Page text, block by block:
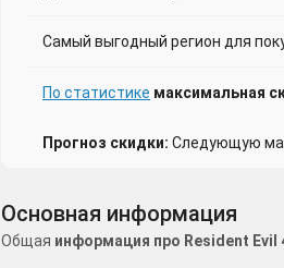
Самый выгодный регион для
По статистике максимальная
Прогноз скидки: Следующую
Основная информация
Общая информация про Resident